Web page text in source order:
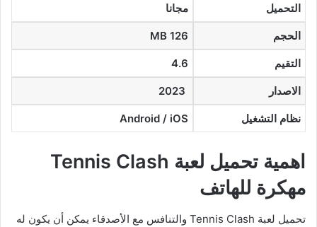
التحميل مجانا
الحجم 126 MB
التقيم 4.6
الاصدار
نظام التشغيل Android / iOS
اهمية تحميل لعبة Tennis Clash
مهكرة للهاتف
تحميل لعبة Tennis Clash والتنافس مع الأصدقاء يمكن أن يكون له